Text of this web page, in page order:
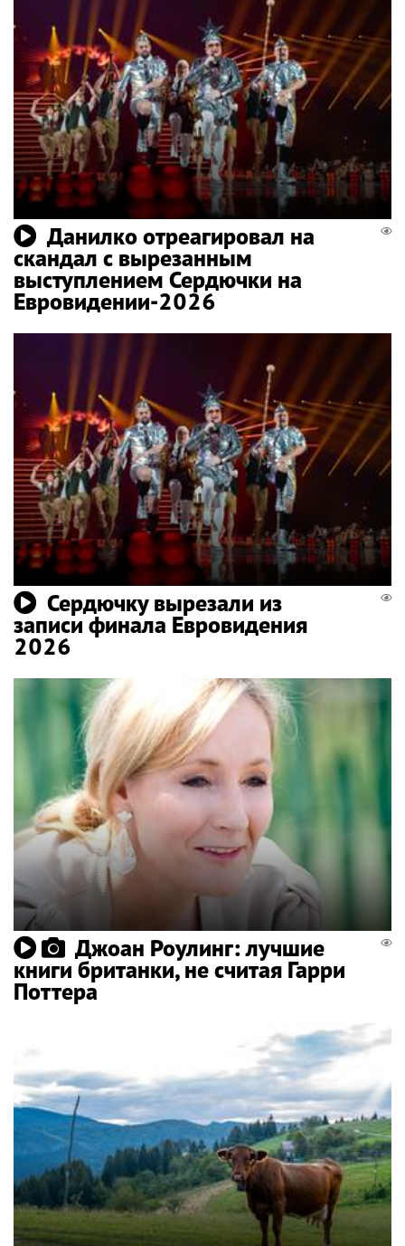
Данилко отреагировал на
скандал с вырезанным
выступлением Сердючки на
Евровидении-2026
Сердючку вырезали из
записи финала Евровидения
2026
Джоан Роулинг: лучшие
книги британки, не считая Гарри
Поттера